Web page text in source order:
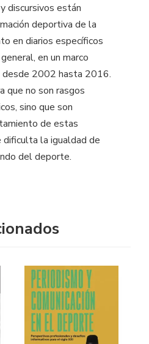
discursivos están
deportiva de la
en diarios específicos
en un marco
desde 2002 hasta 2016.
que no son rasgos
sino que son
de estas
dificulta la igualdad de
del deporte.